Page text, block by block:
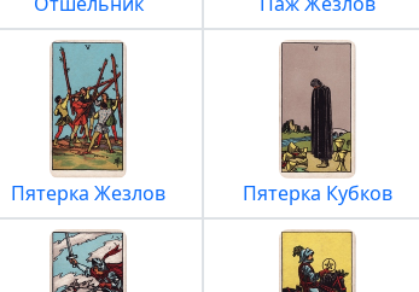
Пятерка Жезлов Пятерка Кубков